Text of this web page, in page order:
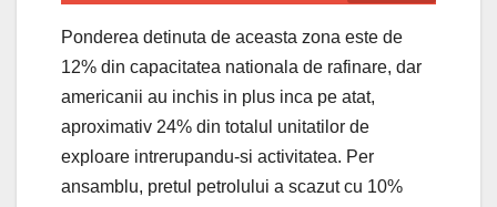
Ponderea detinuta de aceasta zona este de
12% din capacitatea nationala de rafinare, dar
americanii au inchis in plus inca pe atat,
aproximativ 24% din totalul unitatilor de
exploare intrerupandu-si activitatea. Per
ansamblu, pretul petrolului a scazut cu 10%